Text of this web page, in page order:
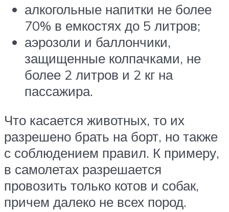
алкогольные напитки не более
70% в емкостях до 5 литров;
аэрозоли и баллончики,
защищенные колпачками, не
более 2 литров и 2 кг на
пассажира.
Что касается животных, то их
разрешено брать на борт, но также
с соблюдением правил. К примеру,
в самолетах разрешается
провозить только котов и собак,
причем далеко не всех пород.